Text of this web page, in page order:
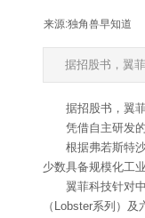
来源:独角兽早知道
据招股书，翼
据招股书，翼
凭借自主研发
根据弗若斯特
少数具备规模化工
翼菲科技针对
（Lobster系列）